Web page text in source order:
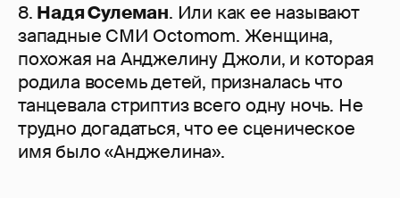
8. Надя Сулеман. Или как ее называют
западные СМИ Octomom. Женщина,
похожая на Анджелину Джоли, и которая
родила восемь детей, призналась что
танцевала стриптиз всего одну ночь. Не
трудно догадаться, что ее сценическое
имя было «Анджелина».